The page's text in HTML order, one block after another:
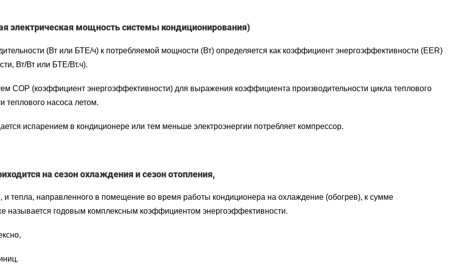
электрическая мощность системы кондиционирования)
(Вт или БТЕ/ч) к потребляемой мощности (Вт) определяется как коэффициент энергоэффективности (EER)
Вт/Вт или БТЕ/Вт.ч).
COP (коэффициент энергоэффективности) для выражения коэффициента производительности цикла теплового
теплового насоса летом.
испарением в кондиционере или тем меньше электроэнергии потребляет компрессор.
на сезон охлаждения и сезон отопления,
тепла, направленного в помещение во время работы кондиционера на охлаждение (обогрев), к сумме
называется годовым комплексным коэффициентом энергоэффективности.